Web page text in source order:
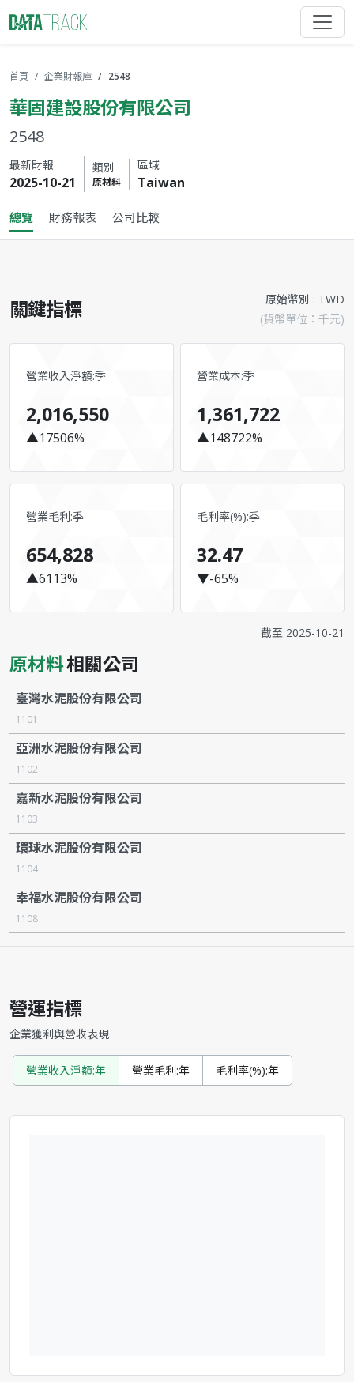
首頁 企業財報庫 2548
華固建設股份有限公司
2548
最新財報
2025-10-21
類別
原材料
區域
Taiwan
總覽 財務報表 公司比較
關鍵指標
原始幣別 : TWD
(貨幣單位：千元)
營業收入淨額:季
2,016,550
▲17506%
營業成本:季
1,361,722
▲148722%
營業毛利:季
654,828
▲6113%
毛利率(%):季
32.47
▼-65%
截至 2025-10-21
原材料相關公司
臺灣水泥股份有限公司
1101
亞洲水泥股份有限公司
1102
嘉新水泥股份有限公司
1103
環球水泥股份有限公司
1104
幸福水泥股份有限公司
1108
營運指標
企業獲利與營收表現
營業收入淨額:年 營業毛利:年 毛利率(%):年